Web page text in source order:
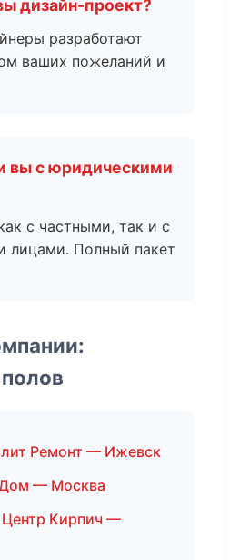
дизайн-проект?
разработают
ваших пожеланий и
вы с юридическими
с частными, так и с
лицами. Полный пакет
Ремонт — Ижевск
— Москва
Кирпич —